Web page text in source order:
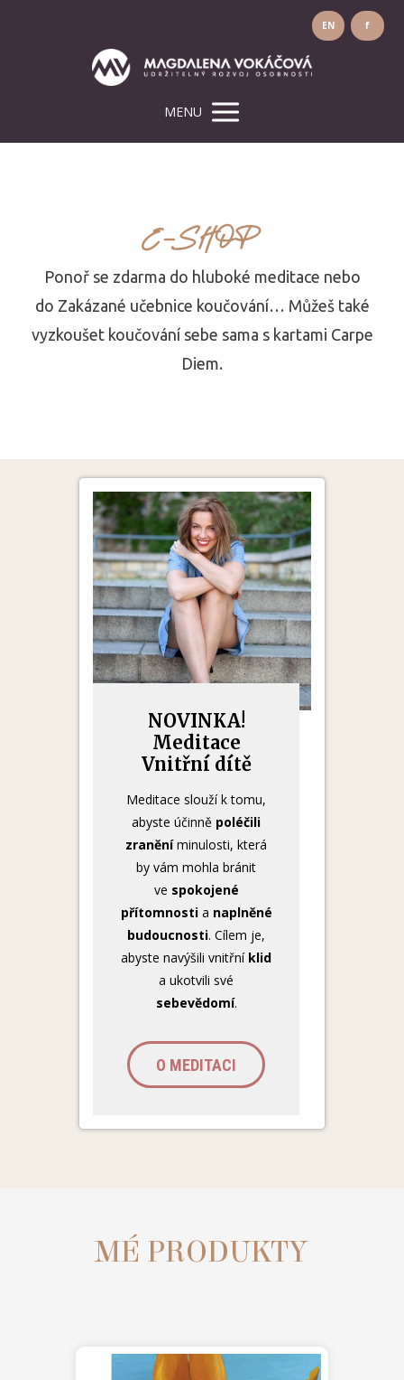
EN f
MENU
E-SHOP
Ponoř se zdarma do hluboké meditace nebo
do Zakázané učebnice koučování… Můžeš také
vyzkoušet koučování sebe sama s kartami Carpe
Diem.
NOVINKA!
Meditace
Vnitřní dítě
Meditace slouží k tomu,
abyste účinně poléčili
zraněníminulosti, která
by vám mohla bránit
ve spokojené
přítomnostia naplněné
budoucnosti. Cílem je,
abyste navýšili vnitřní klid
a ukotvili své
sebevědomí.
O MEDITACI
MÉ PRODUKTY